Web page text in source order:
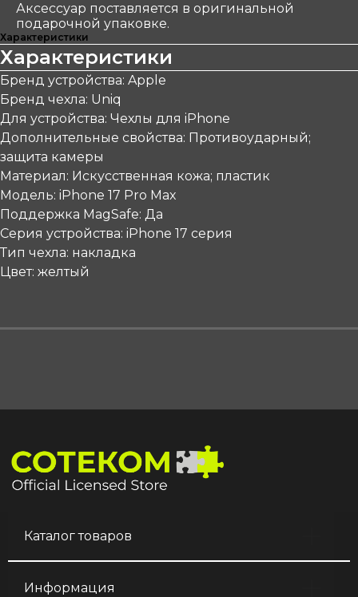
Аксессуар поставляется в оригинальной
подарочной упаковке.
Характеристики
Характеристики
Бренд устройства: Apple
Бренд чехла: Uniq
Для устройства: Чехлы для iPhone
Дополнительные свойства: Противоударный;
защита камеры
Материал: Искусственная кожа; пластик
Модель: iPhone 17 Pro Max
Поддержка MagSafe: Да
Серия устройства: iPhone 17 серия
Тип чехла: накладка
Цвет: желтый
Каталог товаров
Информация